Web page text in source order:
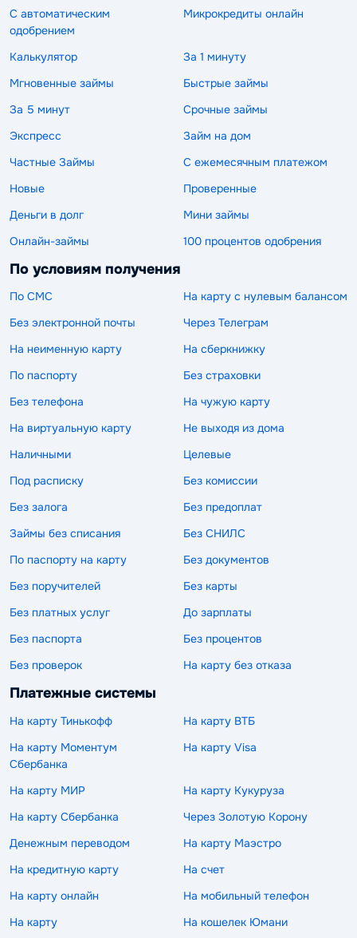
С автоматическим
одобрением
Микрокредиты онлайн
Калькулятор
За 1 минуту
Мгновенные займы
Быстрые займы
За 5 минут
Срочные займы
Экспресс
Займ на дом
Частные Займы
С ежемесячным платежом
Новые
Проверенные
Деньги в долг
Мини займы
Онлайн-займы
100 процентов одобрения
По условиям получения
По СМС
На карту с нулевым балансом
Без электронной почты
Через Телеграм
На неименную карту
На сберкнижку
По паспорту
Без страховки
Без телефона
На чужую карту
На виртуальную карту
Не выходя из дома
Наличными
Целевые
Под расписку
Без комиссии
Без залога
Без предоплат
Займы без списания
Без СНИЛС
По паспорту на карту
Без документов
Без поручителей
Без карты
Без платных услуг
До зарплаты
Без паспорта
Без процентов
Без проверок
На карту без отказа
Платежные системы
На карту Тинькофф
На карту ВТБ
На карту Моментум
Сбербанка
На карту Visa
На карту МИР
На карту Кукуруза
На карту Сбербанка
Через Золотую Корону
Денежным переводом
На карту Маэстро
На кредитную карту
На счет
На карту онлайн
На мобильный телефон
На карту
На кошелек Юмани